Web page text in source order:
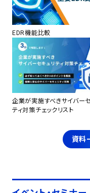
EDR機能比較
企業が実施すべきサイバー
ティ対策チェックリスト
資料